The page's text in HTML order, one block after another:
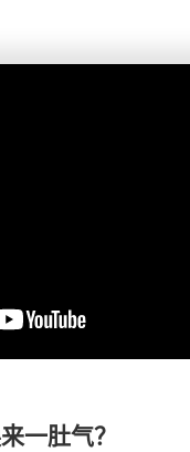
一肚气？